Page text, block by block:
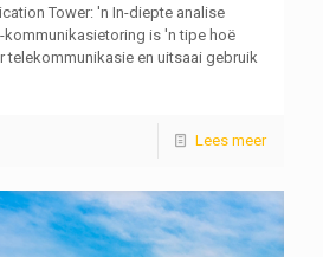
Tower: 'n In-diepte analise
is 'n tipe hoë
telekommunikasie en uitsaai gebruik
Lees meer